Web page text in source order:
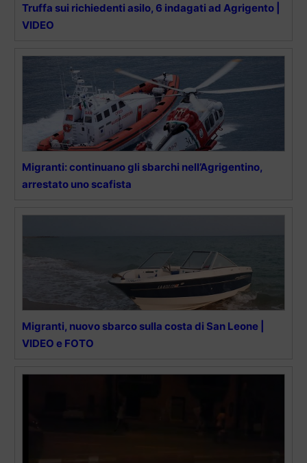
Truffa sui richiedenti asilo, 6 indagati ad Agrigento |
VIDEO
Migranti: continuano gli sbarchi nell’Agrigentino,
arrestato uno scafista
Migranti, nuovo sbarco sulla costa di San Leone |
VIDEO e FOTO